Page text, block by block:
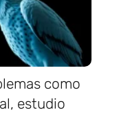
como
estudio